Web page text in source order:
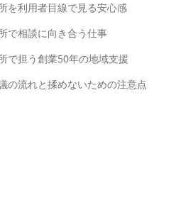
を利用者目線で見る安心感
で相談に向き合う仕事
で担う創業50年の地域支援
の流れと揉めないための注意点